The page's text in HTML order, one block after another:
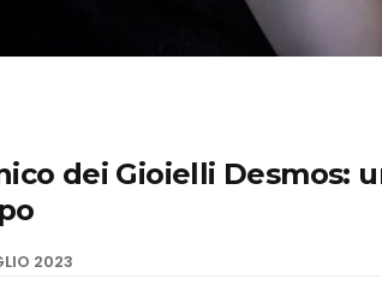
dei Gioielli Desmos:
2023